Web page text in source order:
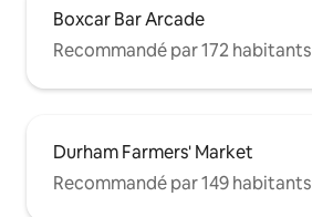
Boxcar Bar Arcade
Recommandé par 172 habitants
Durham Farmers' Market
Recommandé par 149 habitants